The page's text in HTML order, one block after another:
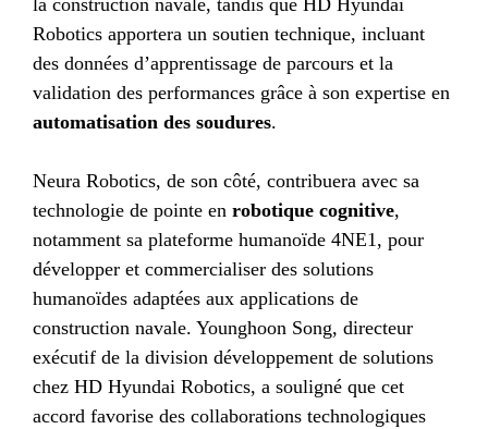
la construction navale, tandis que HD Hyundai
Robotics apportera un soutien technique, incluant
des données d’apprentissage de parcours et la
validation des performances grâce à son expertise en
automatisation des soudures.
Neura Robotics, de son côté, contribuera avec sa
technologie de pointe en robotique cognitive,
notamment sa plateforme humanoïde 4NE1, pour
développer et commercialiser des solutions
humanoïdes adaptées aux applications de
construction navale. Younghoon Song, directeur
exécutif de la division développement de solutions
chez HD Hyundai Robotics, a souligné que cet
accord favorise des collaborations technologiques